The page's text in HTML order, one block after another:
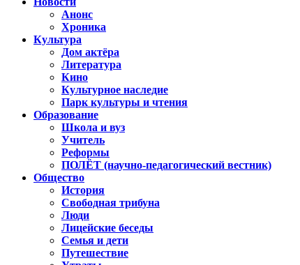
Анонс
Хроника
Культура
Дом актёра
Литература
Кино
Культурное наследие
Парк культуры и чтения
Образование
Школа и вуз
Учитель
Реформы
ПОЛЁТ (научно-педагогический вестник)
Общество
История
Свободная трибуна
Люди
Лицейские беседы
Семья и дети
Путешествие